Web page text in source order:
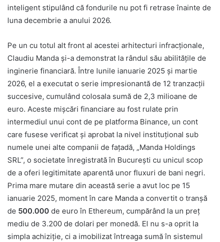
inteligent stipulând că fondurile nu pot fi retrase înainte de
luna decembrie a anului 2026.
Pe un cu totul alt front al acestei arhitecturi infracționale,
Claudiu Manda și-a demonstrat la rândul său abilitățile de
inginerie financiară. Între lunile ianuarie 2025 și martie
2026, el a executat o serie impresionantă de 12 tranzacții
succesive, cumulând colosala sumă de 2,3 milioane de
euro. Aceste mișcări financiare au fost rulate prin
intermediul unui cont de pe platforma Binance, un cont
care fusese verificat și aprobat la nivel instituțional sub
numele unei alte companii de fațadă, „Manda Holdings
SRL”, o societate înregistrată în București cu unicul scop
de a oferi legitimitate aparentă unor fluxuri de bani negri.
Prima mare mutare din această serie a avut loc pe 15
ianuarie 2025, moment în care Manda a convertit o tranșă
de 500.000 de euro în Ethereum, cumpărând la un preț
mediu de 3.200 de dolari per monedă. El nu s-a oprit la
simpla achiziție, ci a imobilizat întreaga sumă în sistemul